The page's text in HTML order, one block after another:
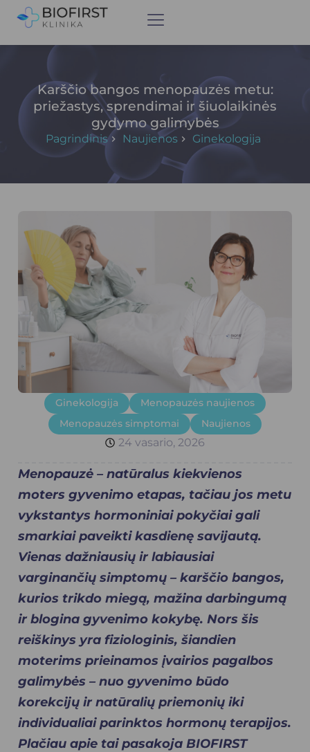
Karščio bangos menopauzės metu:
priežastys, sprendimai ir šiuolaikinės
gydymo galimybės
Pagrindinis Naujienos Ginekologija
Ginekologija
Menopauzės naujienos
Menopauzės simptomai
Naujienos
24 vasario, 2026
Menopauzė – natūralus kiekvienos
moters gyvenimo etapas, tačiau jos metu
vykstantys hormoniniai pokyčiai gali
smarkiai paveikti kasdienę savijautą.
Vienas dažniausių ir labiausiai
varginančių simptomų – karščio bangos,
kurios trikdo miegą, mažina darbingumą
ir blogina gyvenimo kokybę. Nors šis
reiškinys yra fiziologinis, šiandien
moterims prieinamos įvairios pagalbos
galimybės – nuo gyvenimo būdo
korekcijų ir natūralių priemonių iki
individualiai parinktos hormonų terapijos.
Plačiau apie tai pasakoja BIOFIRST